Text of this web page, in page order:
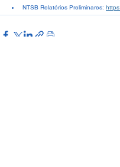
NTSB Relatórios Preliminares: